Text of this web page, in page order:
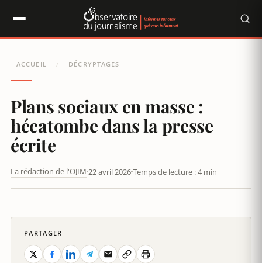
ACCUEIL / DÉCRYPTAGES
Plans sociaux en masse :
hécatombe dans la presse
écrite
La rédaction de l'OJIM 22 avril 2026Temps de lecture : 4 min
PARTAGER
Panneau de gestion des cookies